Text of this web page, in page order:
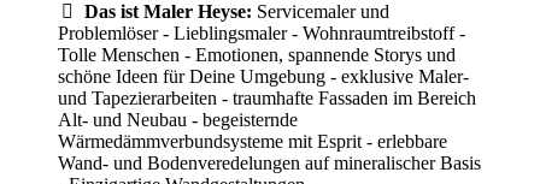
Das ist Maler Heyse: Servicemaler und
Problemlöser - Lieblingsmaler - Wohnraumtreibstoff -
Tolle Menschen - Emotionen, spannende Storys und
schöne Ideen für Deine Umgebung - exklusive Maler-
und Tapezierarbeiten - traumhafte Fassaden im Bereich
Alt- und Neubau - begeisternde
Wärmedämmverbundsysteme mit Esprit - erlebbare
Wand- und Bodenveredelungen auf mineralischer Basis